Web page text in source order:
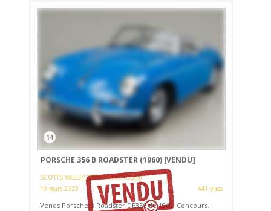
14
PORSCHE 356 B ROADSTER (1960) [VENDU]
SCOTTS VALLEY (ETATS-UNIS (USA))
19 mars 2023
441 vues
Vends Porsche B Roadster DE356 de 1960. Concours.